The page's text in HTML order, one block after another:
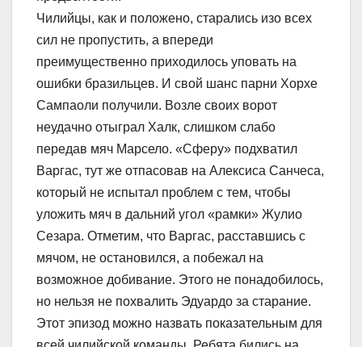
Чилийцы, как и положено, старались изо всех
сил не пропустить, а впереди
преимущественно приходилось уповать на
ошибки бразильцев. И свой шанс парни Хорхе
Сампаоли получили. Возле своих ворот
неудачно отыграл Халк, слишком слабо
передав мяч Марсело. «Сферу» подхватил
Варгас, тут же отпасовав на Алексиса Санчеса,
который не испытал проблем с тем, чтобы
уложить мяч в дальний угол «рамки» Жулио
Сезара. Отметим, что Варгас, расставшись с
мячом, не остановился, а побежал на
возможное добивание. Этого не понадобилось,
но нельзя не похвалить Эдуардо за старание.
Этот эпизод можно назвать показательным для